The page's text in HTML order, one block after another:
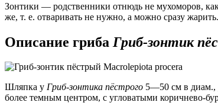
Зонтики — родственники отнюдь не мухоморов,
же, т. е. отваривать не нужно, а можно сразу жарить.
Описание гриба Гриб-зонтик
Шляпка у Гриб-зонтика пёстрого 5—50 см в диам.,
более темным центром, с угловатыми коричнево-